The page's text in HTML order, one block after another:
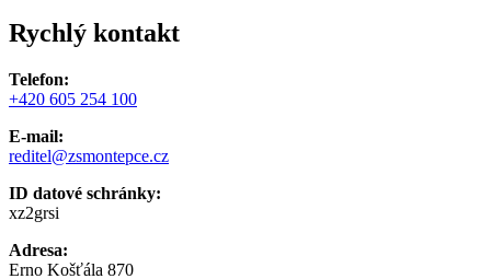
Rychlý kontakt
Telefon:
+420 605 254 100
E-mail:
reditel@zsmontepce.cz
ID datové schránky:
xz2grsi
Adresa:
Erno Košťála 870